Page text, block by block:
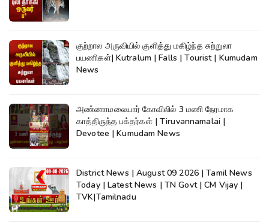
குற்றால அருவியில் குளித்து மகிழ்ந்த சுற்றுலா
பயணிகள்| Kutralum | Falls | Tourist | Kumudam
News
அண்ணாமலையார் கோவிலில் 3 மணி நேரமாக
காத்திருந்த பக்தர்கள் | Tiruvannamalai |
Devotee | Kumudam News
District News | August 09 2026 | Tamil News
Today | Latest News | TN Govt | CM Vijay |
TVK|Tamilnadu